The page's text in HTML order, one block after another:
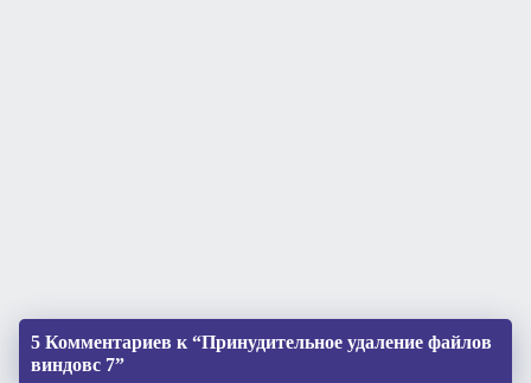
5 Комментариев к “Принудительное удаление файлов
виндовс 7”